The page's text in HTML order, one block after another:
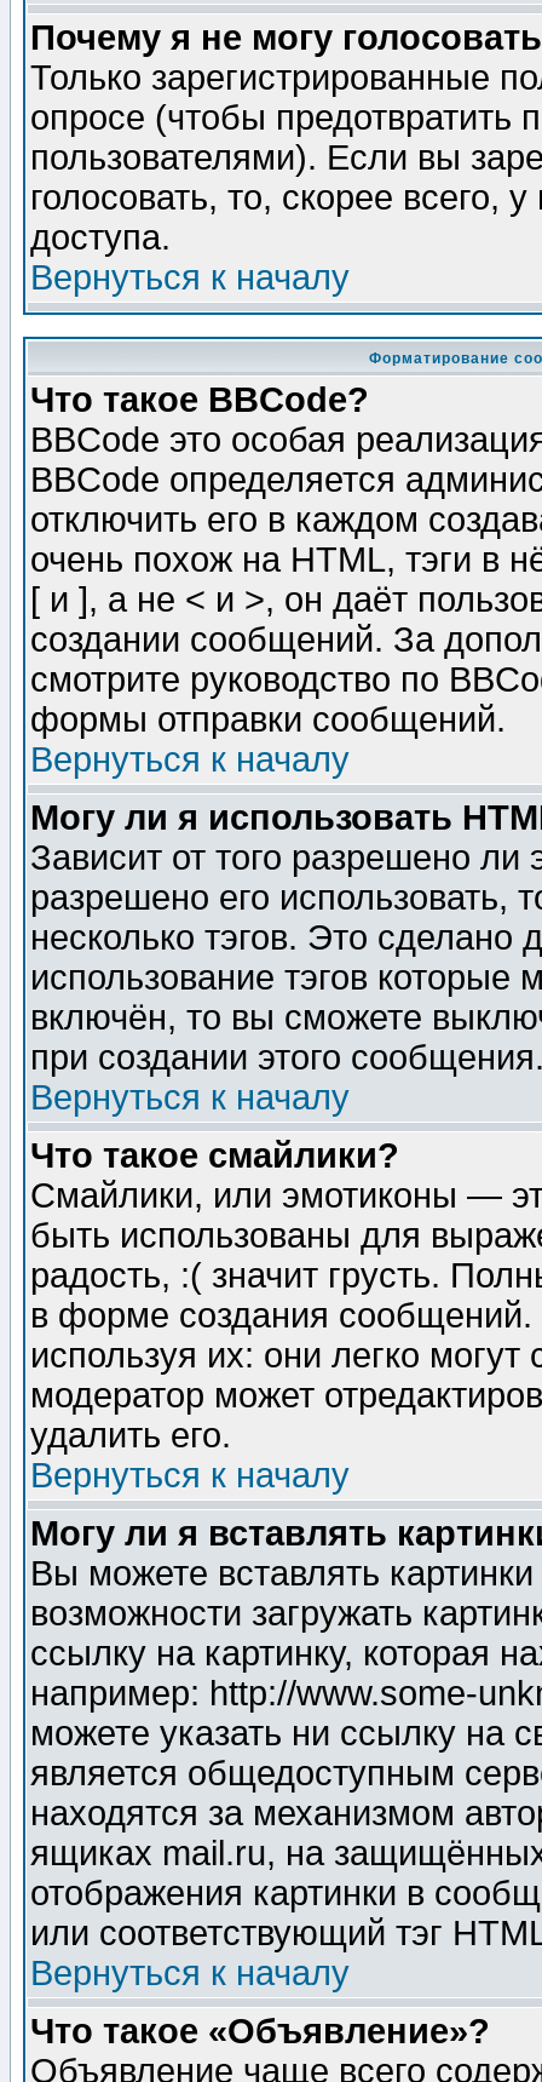
Почему я не могу
Только зарегистрированные
опросе (чтобы предотвратить
пользователями). Если вы
голосовать, то, скорее всего,
доступа.
Вернуться к началу
Форматирование
Что такое BBCode?
BBCode это особая
BBCode определяется
отключить его в каждом
очень похож на HTML, тэги в
[ и ], а не < и >, он даёт
создании сообщений. За
смотрите руководство по
формы отправки сообщений.
Вернуться к началу
Могу ли я использовать
Зависит от того разрешено
разрешено его использовать,
несколько тэгов. Это сделано
использование тэгов
включён, то вы сможете
при создании этого
Вернуться к началу
Что такое смайлики?
Смайлики, или эмотиконы —
быть использованы для
радость, :( значит грусть.
в форме создания сообщений.
используя их: они легко
модератор может
удалить его.
Вернуться к началу
Могу ли я вставлять
Вы можете вставлять
возможности загружать
ссылку на картинку, которая
например: http://www.some-
можете указать ни ссылку на
является общедоступным
находятся за механизмом
ящиках mail.ru, на
отображения картинки в
или соответствующий тэг
Вернуться к началу
Что такое «Объявление»?
Объявление чаще всего